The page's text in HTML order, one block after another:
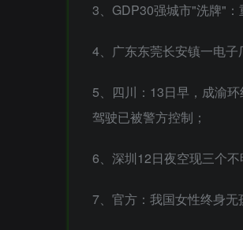
3、GDP30强城市"洗牌"：
4、广东东莞长安镇一电子
5、四川：13日早，成渝
驾驶已被警方控制；
6、深圳12日夜空现三个
7、官方：我国女性终身